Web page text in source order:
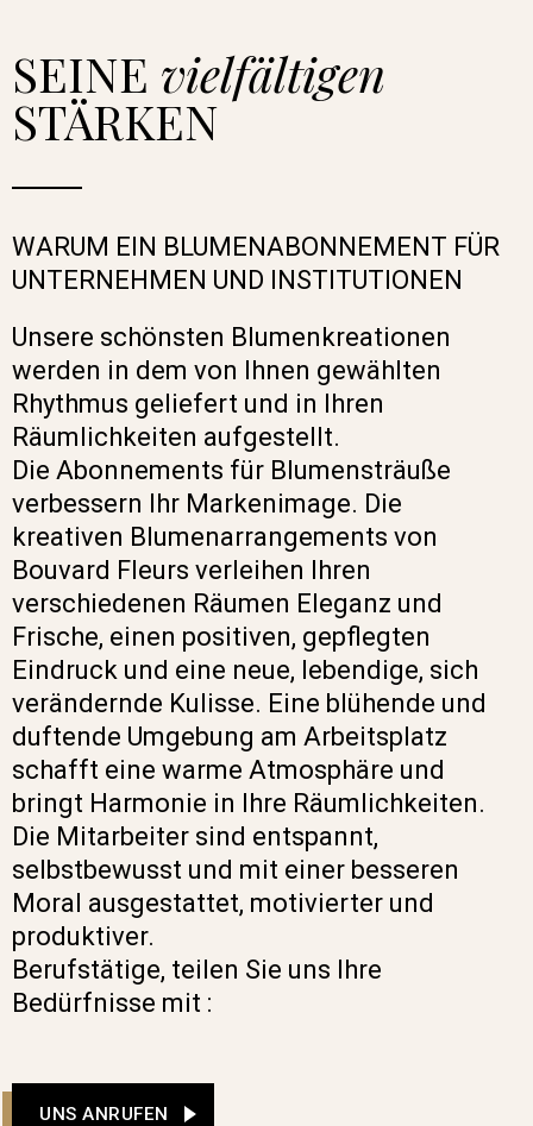
SEINE vielfältigen
STÄRKEN
WARUM EIN BLUMENABONNEMENT FÜR
UNTERNEHMEN UND INSTITUTIONEN
Unsere schönsten Blumenkreationen
werden in dem von Ihnen gewählten
Rhythmus geliefert und in Ihren
Räumlichkeiten aufgestellt.
Die Abonnements für Blumensträuße
verbessern Ihr Markenimage. Die
kreativen Blumenarrangements von
Bouvard Fleurs verleihen Ihren
verschiedenen Räumen Eleganz und
Frische, einen positiven, gepflegten
Eindruck und eine neue, lebendige, sich
verändernde Kulisse. Eine blühende und
duftende Umgebung am Arbeitsplatz
schafft eine warme Atmosphäre und
bringt Harmonie in Ihre Räumlichkeiten.
Die Mitarbeiter sind entspannt,
selbstbewusst und mit einer besseren
Moral ausgestattet, motivierter und
produktiver.
Berufstätige, teilen Sie uns Ihre
Bedürfnisse mit :
UNS ANRUFEN